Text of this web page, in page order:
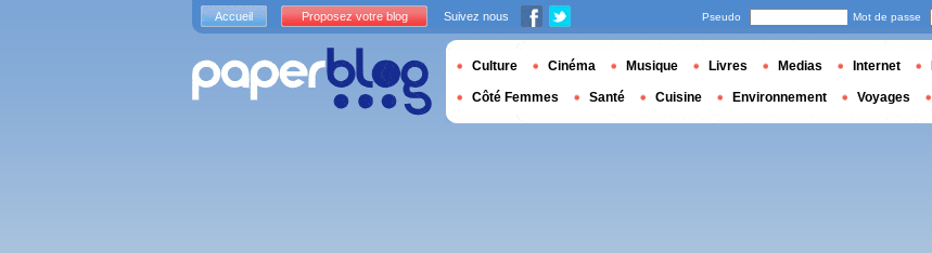
Accueil Proposez votre blog Suivez nous Pseudo Mot de passe
Culture Cinéma Musique Livres Medias Internet
Côté Femmes Santé Cuisine Environnement Voyages